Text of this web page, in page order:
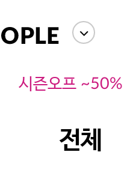
시즌오프 ~50%
전체